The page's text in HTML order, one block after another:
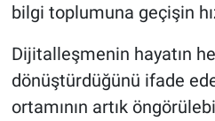
bilgi toplumuna geçişin
Dijitalleşmenin hayatın
dönüştürdüğünü ifade
ortamının artık